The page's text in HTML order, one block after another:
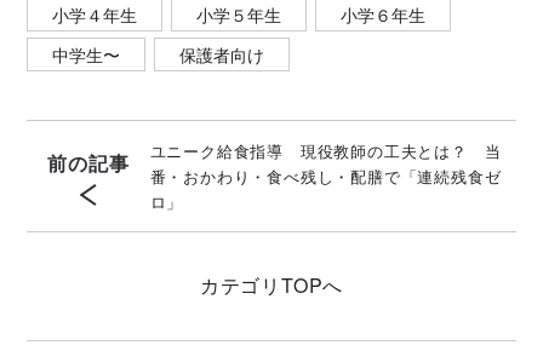
小学４年生
小学５年生
小学６年生
中学生〜
保護者向け
前の記事
ユニーク給食指導 現役教師の工夫とは？ 当
番・おかわり・食べ残し・配膳で「連続残食ゼ
ロ」
カテゴリ TOPへ